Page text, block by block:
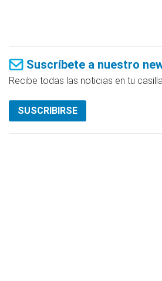
Suscríbete a nuestro
Recibe todas las noticias en tu
SUSCRIBIRSE